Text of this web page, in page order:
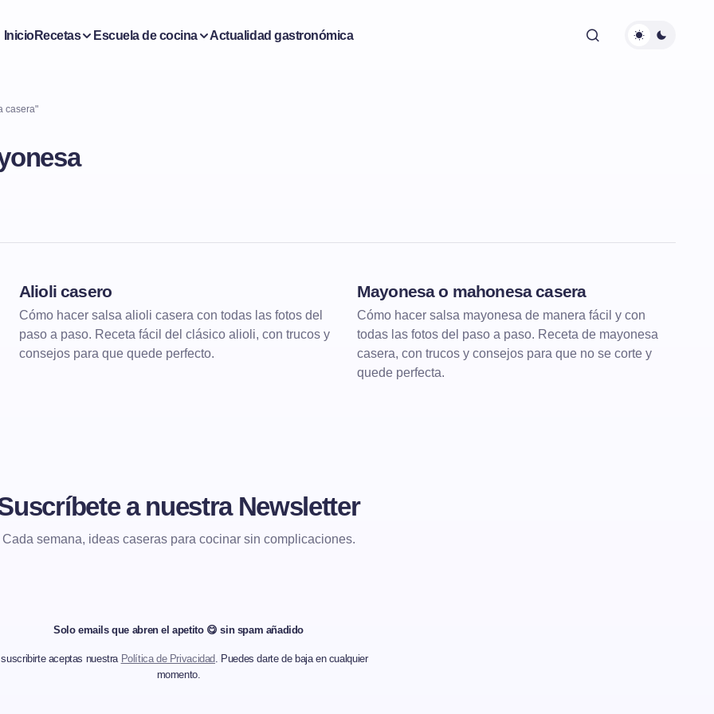
InicioRecetas Escuela de cocina Actualidad gastronómica
casera"
Alioli casero
Cómo hacer salsa alioli casera con todas las fotos del
paso a paso. Receta fácil del clásico alioli, con trucos y
consejos para que quede perfecto.
Mayonesa o mahonesa casera
Cómo hacer salsa mayonesa de manera fácil y con
todas las fotos del paso a paso. Receta de mayonesa
casera, con trucos y consejos para que no se corte y
quede perfecta.
a nuestra Newsletter
Cada semana, ideas caseras para cocinar sin complicaciones.
Solo emails que abren el apetito 😋 sin spam añadido
aceptas nuestra Política de Privacidad. Puedes darte de baja en cualquier
momento.